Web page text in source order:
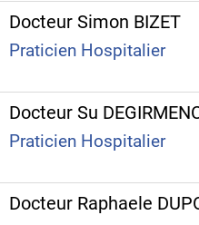
Docteur Simon BIZET
Praticien Hospitalier
Docteur Su
Praticien Hospitalier
Docteur Raphaele